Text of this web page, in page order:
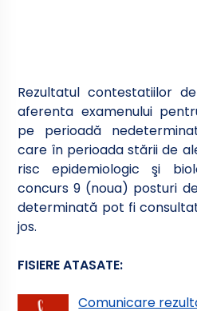
Rezultatul contestatiilor
aferenta examenului
pe perioadă
care în perioada stării de
risc epidemiologic şi
concurs 9 (noua) posturi
determinată pot fi
jos.
FISIERE ATASATE:
Comunicare